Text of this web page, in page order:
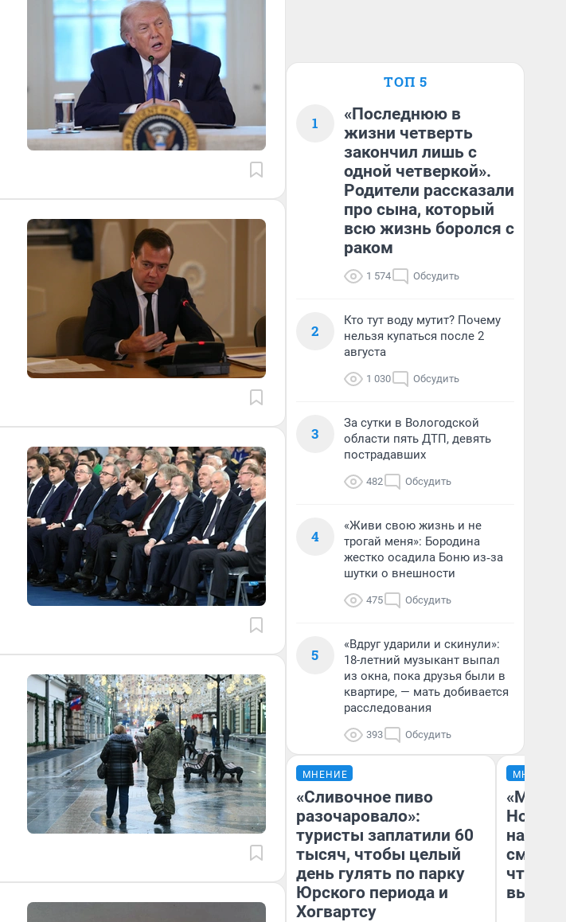
ТОП 5
1
«Последнюю в
жизни четверть
закончил лишь с
одной четверкой».
Родители рассказали
про сына, который
всю жизнь боролся с
раком
1 574 Обсудить
2
Кто тут воду мутит? Почему
нельзя купаться после 2
августа
1 030 Обсудить
3
За сутки в Вологодской
области пять ДТП, девять
пострадавших
482 Обсудить
4
«Живи свою жизнь и не
трогай меня»: Бородина
жестко осадила Боню из‑за
шутки о внешности
475 Обсудить
5
«Вдруг ударили и скинули»:
18-летний музыкант выпал
из окна, пока друзья были в
квартире, — мать добивается
расследования
393 Обсудить
МНЕНИЕ
«Сливочное пиво
разочаровало»:
туристы заплатили 60
тысяч, чтобы целый
день гулять по парку
Юрского периода и
Хогвартсу
МНЕНИЕ
«Мы
чтобы